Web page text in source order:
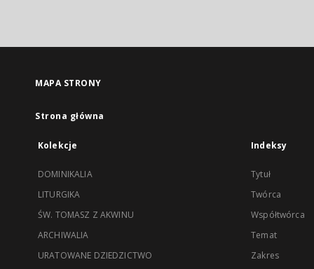
MAPA STRONY
Strona główna
Kolekcje
DOMINIKALIA
LITURGIKA
ŚW. TOMASZ Z AKWINU
ARCHIWALIA
URATOWANE DZIEDZICTWO
Indeksy
Tytuł
Twórca
Współtwórca
Temat
Zakres